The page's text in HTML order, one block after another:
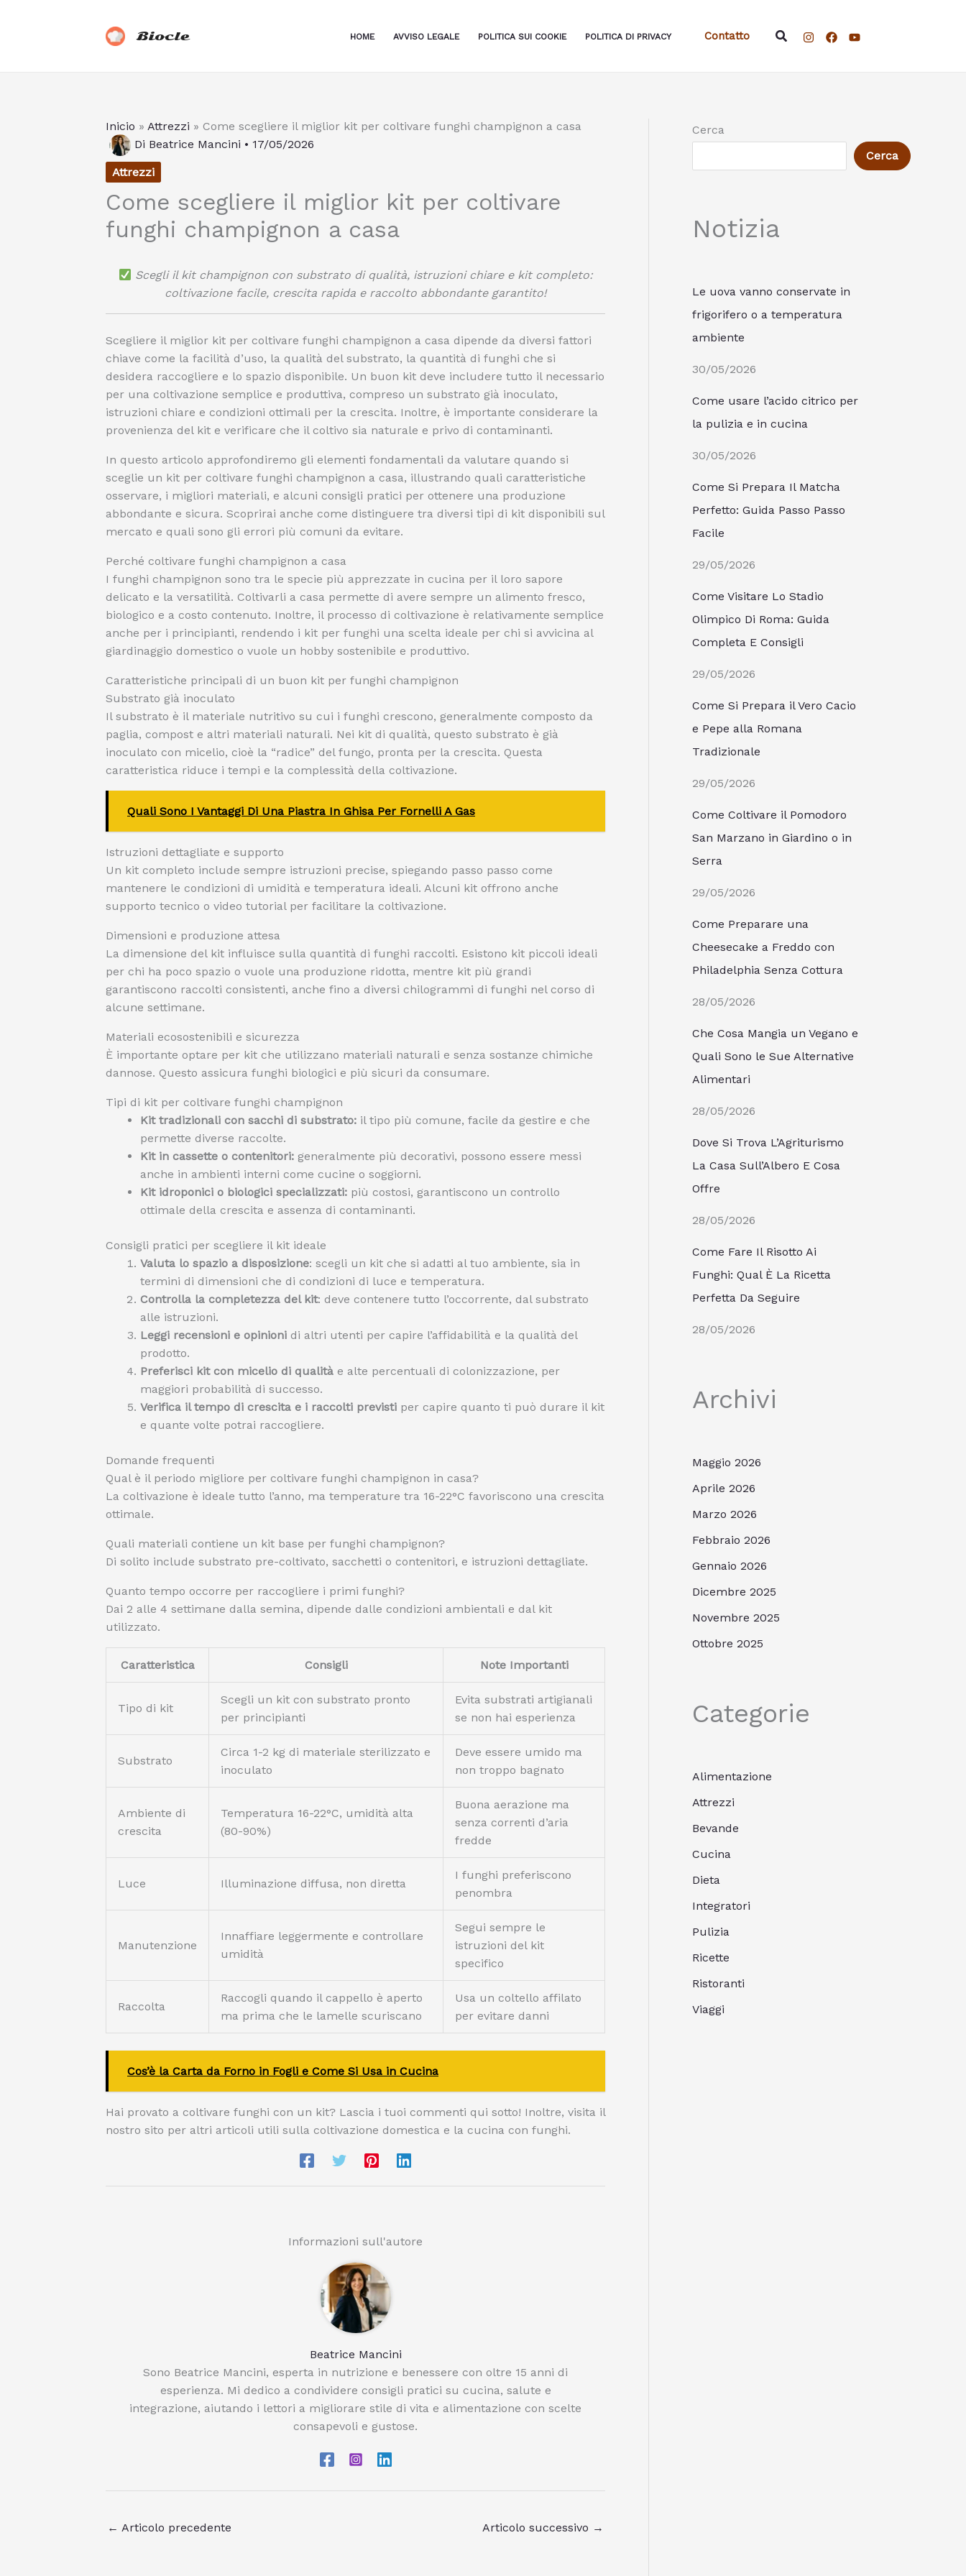
Biocle HOME AVVISO LEGALE POLITICA SUI COOKIE POLITICA DI PRIVACY Contatto Cerca
Inicio » Attrezzi » Come scegliere il miglior kit per coltivare funghi champignon a casa
Di Beatrice Mancini • 17/05/2026
Attrezzi
Come scegliere il miglior kit per coltivare
funghi champignon a casa
Scegli il kit champignon con substrato di qualità, istruzioni chiare e kit completo:
coltivazione facile, crescita rapida e raccolto abbondante garantito!
Scegliere il miglior kit per coltivare funghi champignon a casa dipende da diversi fattori
chiave come la facilità d’uso, la qualità del substrato, la quantità di funghi che si
desidera raccogliere e lo spazio disponibile. Un buon kit deve includere tutto il necessario
per una coltivazione semplice e produttiva, compreso un substrato già inoculato,
istruzioni chiare e condizioni ottimali per la crescita. Inoltre, è importante considerare la
provenienza del kit e verificare che il coltivo sia naturale e privo di contaminanti.
In questo articolo approfondiremo gli elementi fondamentali da valutare quando si
sceglie un kit per coltivare funghi champignon a casa, illustrando quali caratteristiche
osservare, i migliori materiali, e alcuni consigli pratici per ottenere una produzione
abbondante e sicura. Scoprirai anche come distinguere tra diversi tipi di kit disponibili sul
mercato e quali sono gli errori più comuni da evitare.
Perché coltivare funghi champignon a casa
I funghi champignon sono tra le specie più apprezzate in cucina per il loro sapore
delicato e la versatilità. Coltivarli a casa permette di avere sempre un alimento fresco,
biologico e a costo contenuto. Inoltre, il processo di coltivazione è relativamente semplice
anche per i principianti, rendendo i kit per funghi una scelta ideale per chi si avvicina al
giardinaggio domestico o vuole un hobby sostenibile e produttivo.
Caratteristiche principali di un buon kit per funghi champignon
Substrato già inoculato
Il substrato è il materiale nutritivo su cui i funghi crescono, generalmente composto da
paglia, compost e altri materiali naturali. Nei kit di qualità, questo substrato è già
inoculato con micelio, cioè la “radice” del fungo, pronta per la crescita. Questa
caratteristica riduce i tempi e la complessità della coltivazione.
Quali Sono I Vantaggi Di Una Piastra In Ghisa Per Fornelli A Gas
Istruzioni dettagliate e supporto
Un kit completo include sempre istruzioni precise, spiegando passo passo come
mantenere le condizioni di umidità e temperatura ideali. Alcuni kit offrono anche
supporto tecnico o video tutorial per facilitare la coltivazione.
Dimensioni e produzione attesa
La dimensione del kit influisce sulla quantità di funghi raccolti. Esistono kit piccoli ideali
per chi ha poco spazio o vuole una produzione ridotta, mentre kit più grandi
garantiscono raccolti consistenti, anche fino a diversi chilogrammi di funghi nel corso di
alcune settimane.
Materiali ecosostenibili e sicurezza
È importante optare per kit che utilizzano materiali naturali e senza sostanze chimiche
dannose. Questo assicura funghi biologici e più sicuri da consumare.
Tipi di kit per coltivare funghi champignon
Kit tradizionali con sacchi di substrato: il tipo più comune, facile da gestire e che
permette diverse raccolte.
Kit in cassette o contenitori: generalmente più decorativi, possono essere messi
anche in ambienti interni come cucine o soggiorni.
Kit idroponici o biologici specializzati: più costosi, garantiscono un controllo
ottimale della crescita e assenza di contaminanti.
Consigli pratici per scegliere il kit ideale
Valuta lo spazio a disposizione: scegli un kit che si adatti al tuo ambiente, sia in
termini di dimensioni che di condizioni di luce e temperatura.
Controlla la completezza del kit: deve contenere tutto l’occorrente, dal substrato
alle istruzioni.
Leggi recensioni e opinioni di altri utenti per capire l’affidabilità e la qualità del
prodotto.
Preferisci kit con micelio di qualità e alte percentuali di colonizzazione, per
maggiori probabilità di successo.
Verifica il tempo di crescita e i raccolti previsti per capire quanto ti può durare il kit
e quante volte potrai raccogliere.
Domande frequenti
Qual è il periodo migliore per coltivare funghi champignon in casa?
La coltivazione è ideale tutto l’anno, ma temperature tra 16-22°C favoriscono una crescita
ottimale.
Quali materiali contiene un kit base per funghi champignon?
Di solito include substrato pre-coltivato, sacchetti o contenitori, e istruzioni dettagliate.
Quanto tempo occorre per raccogliere i primi funghi?
Dai 2 alle 4 settimane dalla semina, dipende dalle condizioni ambientali e dal kit
utilizzato.
Caratteristica Consigli Note Importanti
Tipo di kit
Scegli un kit con substrato pronto
per principianti
Evita substrati artigianali
se non hai esperienza
Substrato
Circa 1-2 kg di materiale sterilizzato e
inoculato
Deve essere umido ma
non troppo bagnato
Ambiente di
crescita
Temperatura 16-22°C, umidità alta
(80-90%)
Buona aerazione ma
senza correnti d’aria
fredde
Luce Illuminazione diffusa, non diretta
I funghi preferiscono
penombra
Manutenzione
Innaffiare leggermente e controllare
umidità
Segui sempre le
istruzioni del kit
specifico
Raccolta
Raccogli quando il cappello è aperto
ma prima che le lamelle scuriscano
Usa un coltello affilato
per evitare danni
Cos’è la Carta da Forno in Fogli e Come Si Usa in Cucina
Hai provato a coltivare funghi con un kit? Lascia i tuoi commenti qui sotto! Inoltre, visita il
nostro sito per altri articoli utili sulla coltivazione domestica e la cucina con funghi.
Informazioni sull'autore
Beatrice Mancini
Sono Beatrice Mancini, esperta in nutrizione e benessere con oltre 15 anni di
esperienza. Mi dedico a condividere consigli pratici su cucina, salute e
integrazione, aiutando i lettori a migliorare stile di vita e alimentazione con scelte
consapevoli e gustose.
← Articolo precedente Articolo successivo →
Cerca
Cerca
Notizia
Le uova vanno conservate in
frigorifero o a temperatura
ambiente
30/05/2026
Come usare l’acido citrico per
la pulizia e in cucina
30/05/2026
Come Si Prepara Il Matcha
Perfetto: Guida Passo Passo
Facile
29/05/2026
Come Visitare Lo Stadio
Olimpico Di Roma: Guida
Completa E Consigli
29/05/2026
Come Si Prepara il Vero Cacio
e Pepe alla Romana
Tradizionale
29/05/2026
Come Coltivare il Pomodoro
San Marzano in Giardino o in
Serra
29/05/2026
Come Preparare una
Cheesecake a Freddo con
Philadelphia Senza Cottura
28/05/2026
Che Cosa Mangia un Vegano e
Quali Sono le Sue Alternative
Alimentari
28/05/2026
Dove Si Trova L’Agriturismo
La Casa Sull’Albero E Cosa
Offre
28/05/2026
Come Fare Il Risotto Ai
Funghi: Qual È La Ricetta
Perfetta Da Seguire
28/05/2026
Archivi
Maggio 2026
Aprile 2026
Marzo 2026
Febbraio 2026
Gennaio 2026
Dicembre 2025
Novembre 2025
Ottobre 2025
Categorie
Alimentazione
Attrezzi
Bevande
Cucina
Dieta
Integratori
Pulizia
Ricette
Ristoranti
Viaggi